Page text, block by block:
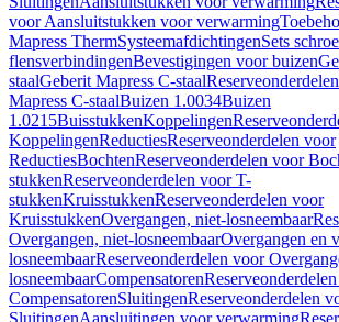
voor Aansluitstukken voor verwarming
Mapress ThermSysteemafdichtingenSets
flensverbindingenBevestigingen voor buizen
staalGeberit Mapress C-staal
Mapress C-staalBuizen 1.0034Buizen
1.0215BuisstukkenKoppelingen
KoppelingenReductiesReserveonderdelen voor
ReductiesBochtenReserveonderdelen voor
stukkenReserveonderdelen voor T-
stukkenKruisstukkenReserveonderdelen voor
KruisstukkenOvergangen, niet-losneembaar
Overgangen, niet-losneembaarOvergangen en
losneembaarReserveonderdelen voor
losneembaarCompensatoren
CompensatorenSluitingenReserveonderdelen
SluitingenAansluitingen voor verwarming